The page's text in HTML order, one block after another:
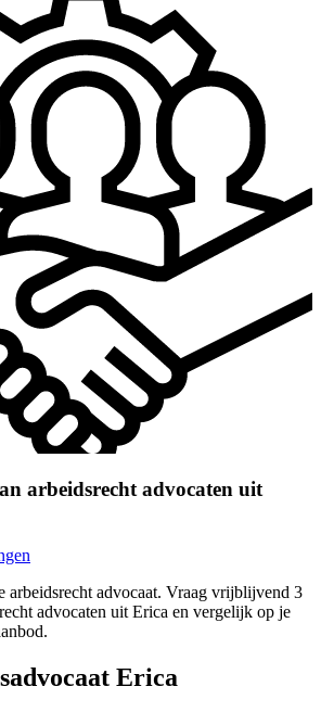
arbeidsrecht advocaten uit
arbeidsrecht advocaat. Vraag vrijblijvend 3
advocaten uit Erica en vergelijk op je
Erica